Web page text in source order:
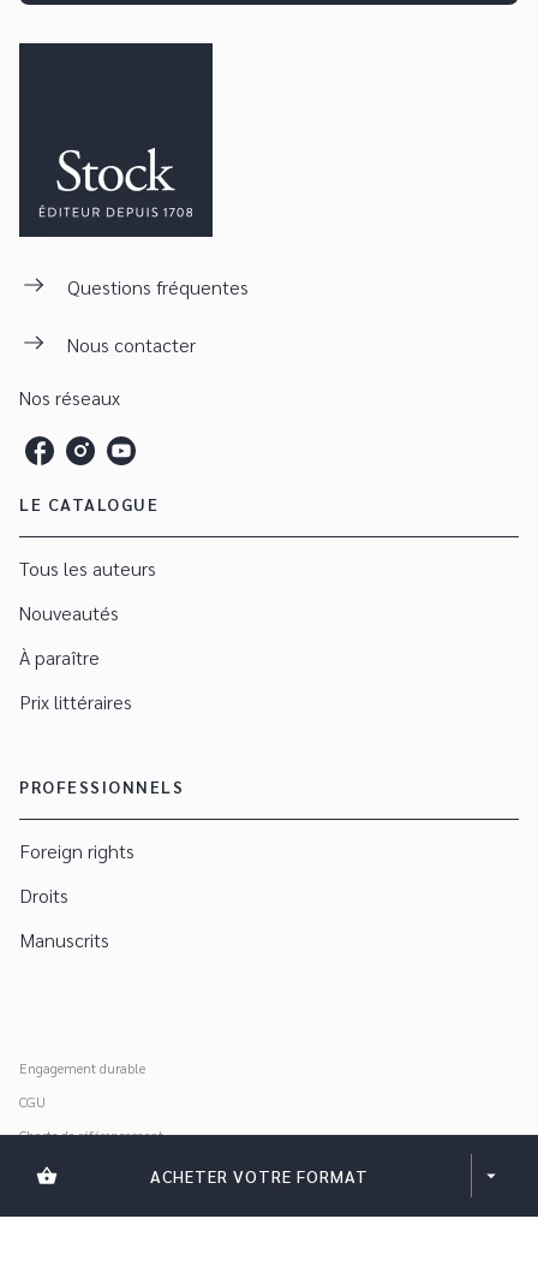
shopping_basket ACHETER VOTRE FORMAT arrow_drop_down
Questions fréquentes
Nous contacter
Nos réseaux
LE CATALOGUE
Tous les auteurs
Nouveautés
À paraître
Prix littéraires
PROFESSIONNELS
Foreign rights
Droits
Manuscrits
Engagement durable
CGU
Charte de référencement
Données personnelles